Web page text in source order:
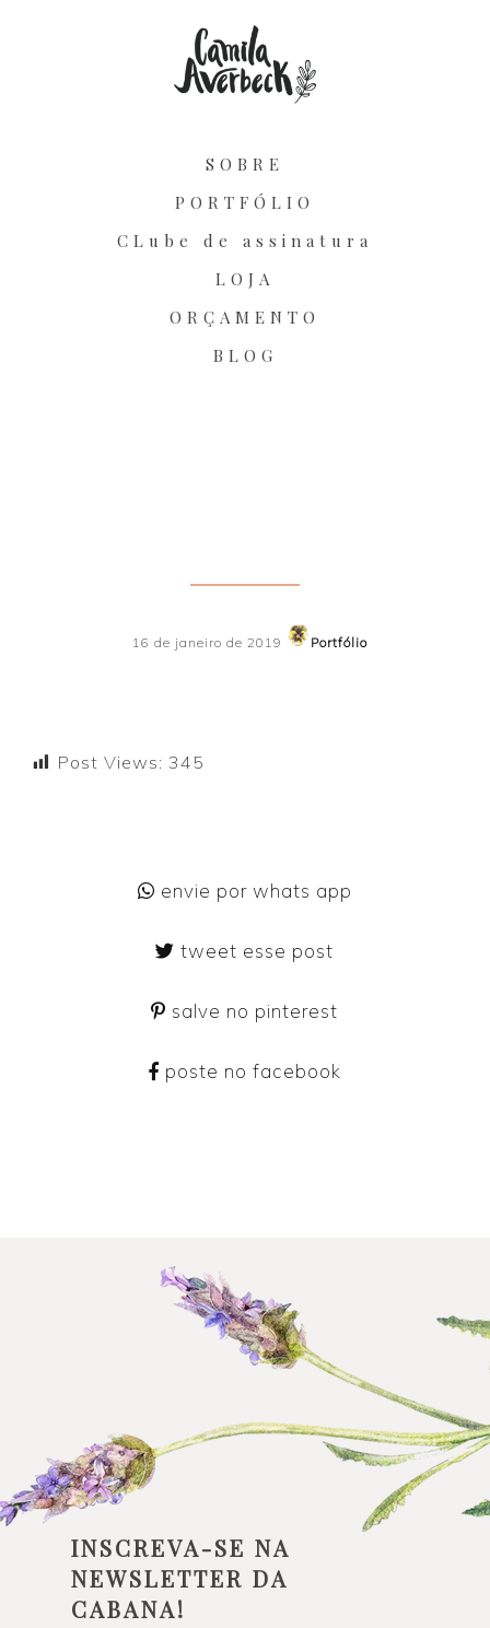
SOBRE
PORTFÓLIO
CLube de assinatura
LOJA
ORÇAMENTO
BLOG
16 de janeiro de 2019 Portfólio
Post Views: 345
envie por whats app
tweet esse post
salve no pinterest
poste no facebook
INSCREVA-SE NA
NEWSLETTER DA
CABANA!